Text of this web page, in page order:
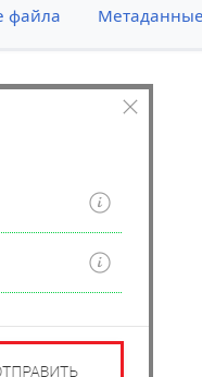
файла Метаданные